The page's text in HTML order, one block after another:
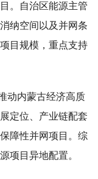
。自治区能源主管
纳空间以及并网条
目规模，重点支持
动内蒙古经济高质
定位、产业链配套
障性并网项目。综
项目异地配置。